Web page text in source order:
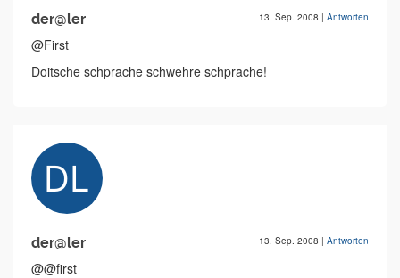
der@ler 13. Sep. 2008 | Antworten
@First
Doitsche schprache schwehre schprache!
der@ler 13. Sep. 2008 | Antworten
@@first